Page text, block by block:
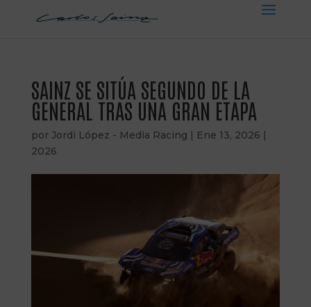
SAINZ SE SITÚA SEGUNDO DE LA
GENERAL TRAS UNA GRAN ETAPA
por Jordi López - Media Racing | Ene 13, 2026 |
2026